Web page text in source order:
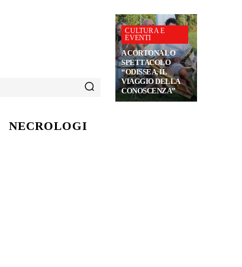
CULTURA E
EVENTI
A CORTONA LO
SPETTACOLO
“ODISSEA, IL
VIAGGIO DELLA
CONOSCENZA”
NECROLOGI